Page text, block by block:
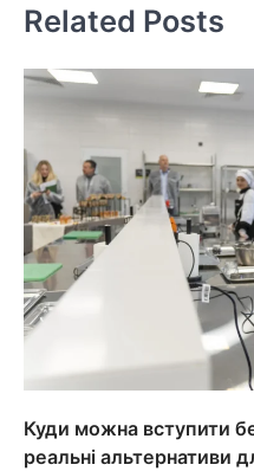
Related Posts
Куди можна вступити
реальні альтернативи